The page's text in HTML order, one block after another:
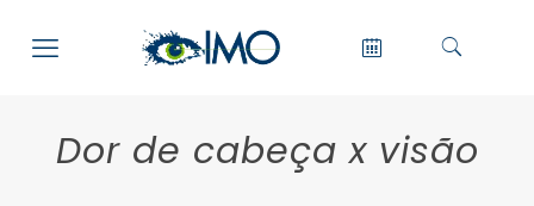
Dor de cabeça x visão